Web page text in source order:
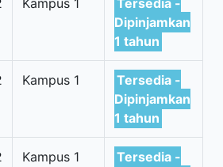
Kampus 1
Tersedia -
Dipinjamkan
1 tahun
Kampus 1
Tersedia -
Dipinjamkan
1 tahun
Kampus 1
Tersedia -